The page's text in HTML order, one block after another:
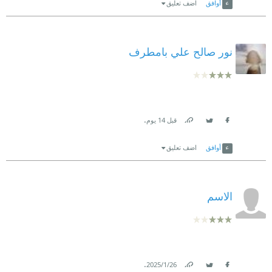
أوافق اضف تعليق
نور صالح علي بامطرف
قبل 14 يوم .
أوافق اضف تعليق
الاسم
26‏/1‏/2025
.